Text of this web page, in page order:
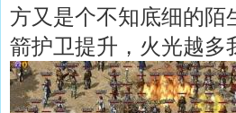
方又是个不知底细的
箭护卫提升，火光越多